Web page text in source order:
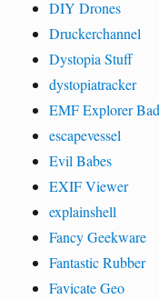
DIY Drones
Druckerchannel
Dystopia Stuff
dystopiatracker
EMF Explorer
escapevessel
Evil Babes
EXIF Viewer
explainshell
Fancy Geekware
Fantastic Rubber
Favicate Geo